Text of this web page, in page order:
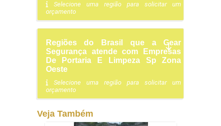
Selecione uma região para solicitar um
orçamento
Regiões do Brasil que a Gear
Segurança atende com Empresas
De Portaria E Limpeza Sp Zona
Oeste
Selecione uma região para solicitar um
orçamento
Veja Também